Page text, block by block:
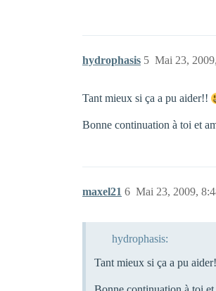
hydrophasis Mai 23,
5
Tant mieux si ça a pu aider!!
Bonne continuation à toi et
maxel21 Mai 23, 2009,
6
hydrophasis:
Tant mieux si ça a pu